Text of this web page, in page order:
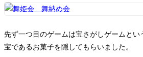
先ず一つ目のゲームは宝さがしゲームとい
宝であるお菓子を隠してもらいました。